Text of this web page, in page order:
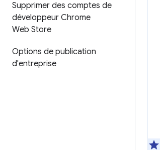
Supprimer des comptes de
développeur Chrome
Web Store
Options de publication
d'entreprise